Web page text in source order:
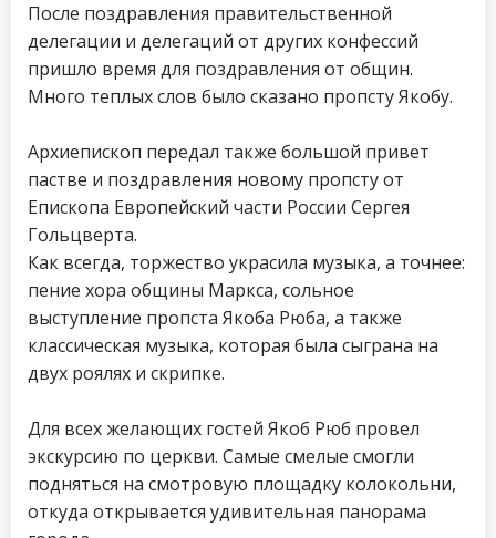
После поздравления правительственной
делегации и делегаций от других конфессий
пришло время для поздравления от общин.
Много теплых слов было сказано пропсту Якобу.
Архиепископ передал также большой привет
пастве и поздравления новому пропсту от
Епископа Европейский части России Сергея
Гольцверта.
Как всегда, торжество украсила музыка, а точнее:
пение хора общины Маркса, сольное
выступление пропста Якоба Рюба, а также
классическая музыка, которая была сыграна на
двух роялях и скрипке.
Для всех желающих гостей Якоб Рюб провел
экскурсию по церкви. Самые смелые смогли
подняться на смотровую площадку колокольни,
откуда открывается удивительная панорама